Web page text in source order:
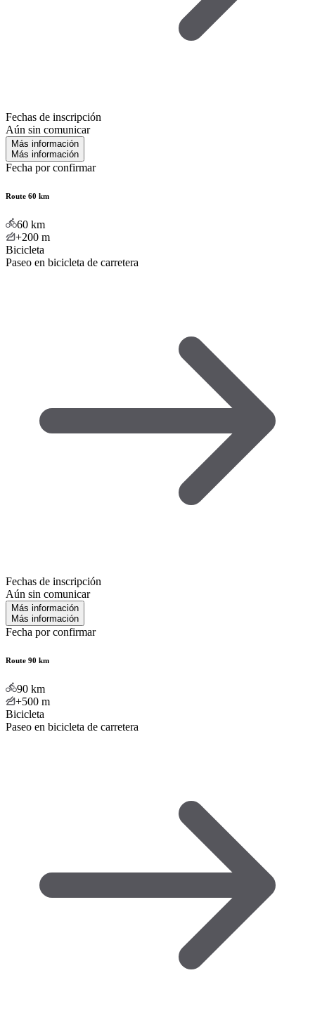
Fechas de inscripción
Aún sin comunicar
Más información
Más información
Fecha por confirmar
Route 60 km
60 km
+200 m
Bicicleta
Paseo en bicicleta de carretera
Fechas de inscripción
Aún sin comunicar
Más información
Más información
Fecha por confirmar
Route 90 km
90 km
+500 m
Bicicleta
Paseo en bicicleta de carretera